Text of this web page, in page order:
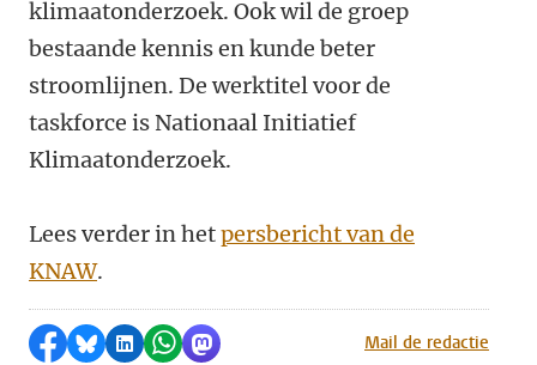
klimaatonderzoek. Ook wil de groep
bestaande kennis en kunde beter
stroomlijnen. De werktitel voor de
taskforce is Nationaal Initiatief
Klimaatonderzoek.
Lees verder in hetpersbericht van de
KNAW.
Delen op Facebook
Delen via Bluesky
Delen op LinkedIn
Delen via WhatsApp
Delen via MastodonMail de redactie